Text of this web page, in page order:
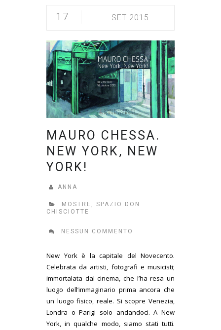
17 SET 2015
MAURO CHESSA.
NEW YORK, NEW
YORK!
ANNA
MOSTRE , SPAZIO DON
CHISCIOTTE
NESSUN COMMENTO
New York è la capitale del Novecento.
Celebrata da artisti, fotografi e musicisti;
immortalata dal cinema, che l’ha resa un
luogo dell’immaginario prima ancora che
un luogo fisico, reale. Si scopre Venezia,
Londra o Parigi solo andandoci. A New
York, in qualche modo, siamo stati tutti.